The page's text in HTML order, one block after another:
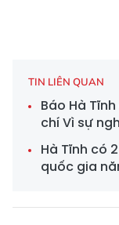
TIN LIÊN QUAN
Báo Hà
chí Vì sự
Hà Tĩnh có
quốc gia